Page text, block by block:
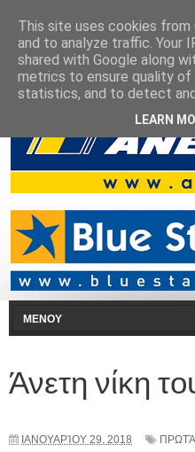
Άνετη νίκη
ΙΑΝΟΥΑΡΊΟΥ 29, 2018
This site uses cookies
and to analyze traffic. Your
shared with Google along
metrics to ensure quality of
statistics, and to detect
LEARN